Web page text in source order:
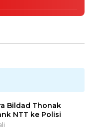
Bildad Thonak
NTT ke Polisi